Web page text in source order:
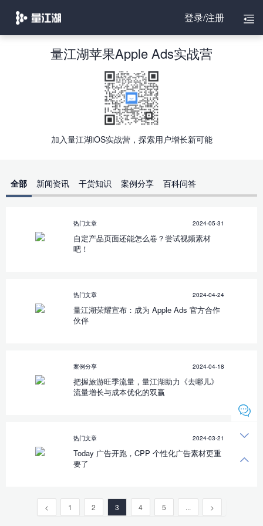
登录/注册
量江湖苹果Apple Ads实战营
加入量江湖iOS实战营，探索用户增长新可能
全部 新闻资讯 干货知识 案例分享 百科问答
热门文章 2024-05-31
自定产品页面还能怎么卷？尝试视频素材
吧！
热门文章 2024-04-24
量江湖荣耀宣布：成为 Apple Ads 官方合作
伙伴
案例分享 2024-04-18
把握旅游旺季流量，量江湖助力《去哪儿》
流量增长与成本优化的双赢
热门文章 2024-03-21
Today 广告开跑，CPP 个性化广告素材更重
要了
< 1 2 3 4 5 ... >